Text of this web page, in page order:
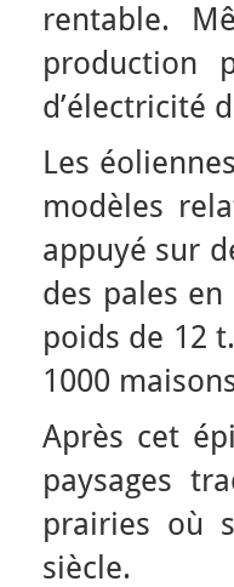
rentable.
production
d’électricité
Les
modèles
appuyé sur
des pales
poids de 12
1000
Après cet
paysages
prairies où
siècle.